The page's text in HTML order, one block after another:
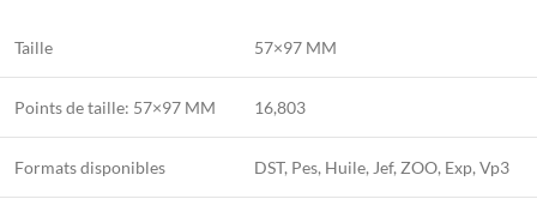
Taille 57×97 MM
Points de taille: 57×97 MM 16,803
Formats disponibles DST, Pes, Huile, Jef, ZOO, Exp, Vp3